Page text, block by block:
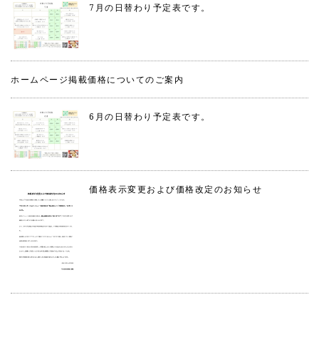
7月の日替わり予定表です。
ホームページ掲載価格についてのご案内
6月の日替わり予定表です。
価格表示変更および価格改定のお知らせ